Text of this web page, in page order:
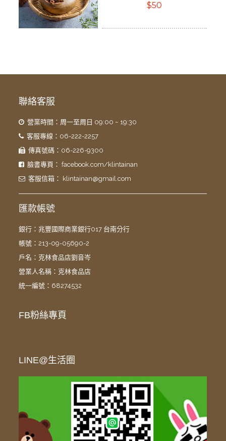
$50
聯絡客服
營業時間：周一至周日 09:00 ~ 19:30
客服專線：06-222-2257
傳真號碼：06-226-9300
臉書專頁：facebook.com/klintainan
客服信箱：
klintainan@gmail.com
匯款帳號
銀行：兆豐國際商業銀行017 台南分行
帳號：213-09-05690-2
戶名：克林食品店劉音岑
營業人名稱：克林食品店
統一編號：68274532
FB粉絲專頁
LINE@生活圈